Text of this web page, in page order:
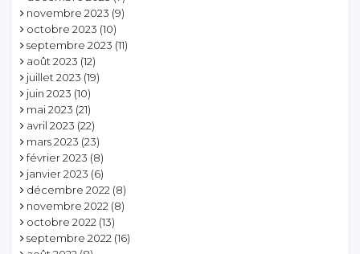
novembre 2023 (9)
octobre 2023 (10)
septembre 2023 (11)
août 2023 (12)
juillet 2023 (19)
juin 2023 (10)
mai 2023 (21)
avril 2023 (22)
mars 2023 (23)
février 2023 (8)
janvier 2023 (6)
décembre 2022 (8)
novembre 2022 (8)
octobre 2022 (13)
septembre 2022 (16)